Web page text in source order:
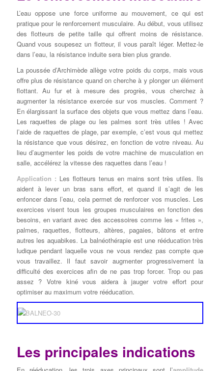
L’eau oppose une force uniforme au mouvement, ce qui est
pratique pour le renforcement musculaire. Au début, vous utilisez
des flotteurs de petite taille qui offrent moins de résistance.
Quand vous soupesez un flotteur, il vous paraît léger. Mettez-le
dans l’eau, la résistance induite sera bien plus grande.
La poussée d’Archimède allège votre poids du corps, mais vous
offre plus de résistance quand on cherche à y plonger un élément
flottant. Au fur et à mesure des progrès, vous cherchez à
augmenter la résistance exercée sur vos muscles. Comment ?
En élargissant la surface des objets que vous mettez dans l’eau.
Les raquettes de plage ou les palmes sont très utiles ! Avec
l’aide de raquettes de plage, par exemple, c’est vous qui mettez
la résistance que vous désirez, en fonction de votre niveau. Au
lieu d’augmenter les poids de votre machine de musculation en
salle, accélérez la vitesse des raquettes dans l’eau !
Application : Les flotteurs tenus en mains sont très utiles. Ils
aident à lever un bras sans effort, et quand il s’agit de les
enfoncer dans l’eau, cela permet de renforcer vos muscles. Les
exercices visent tous les groupes musculaires en fonction des
besoins, en variant avec des accessoires comme les « frites »,
palmes, raquettes, flotteurs, altères, pagaies, bâtons et entre
autres les aquabikes. La balnéothérapie est une rééducation très
ludique pendant laquelle vous ne vous rendez pas compte que
vous travaillez. Il faut savoir augmenter progressivement la
difficulté des exercices afin de ne pas trop forcer. Trop ou pas
assez ? Votre kiné vous aidera à jauger votre effort pour
optimiser au maximum votre rééducation.
Les principales indications